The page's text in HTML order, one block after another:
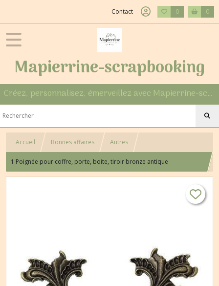
Contact 0 0
Mapierrine-scrapbooking
Créez, personnalisez, émerveillez avec Mapierrine-scrapbooking
Accueil Bonnes affaires Autres
1 Poignée pour coffre, porte, boite, tiroir bronze antique